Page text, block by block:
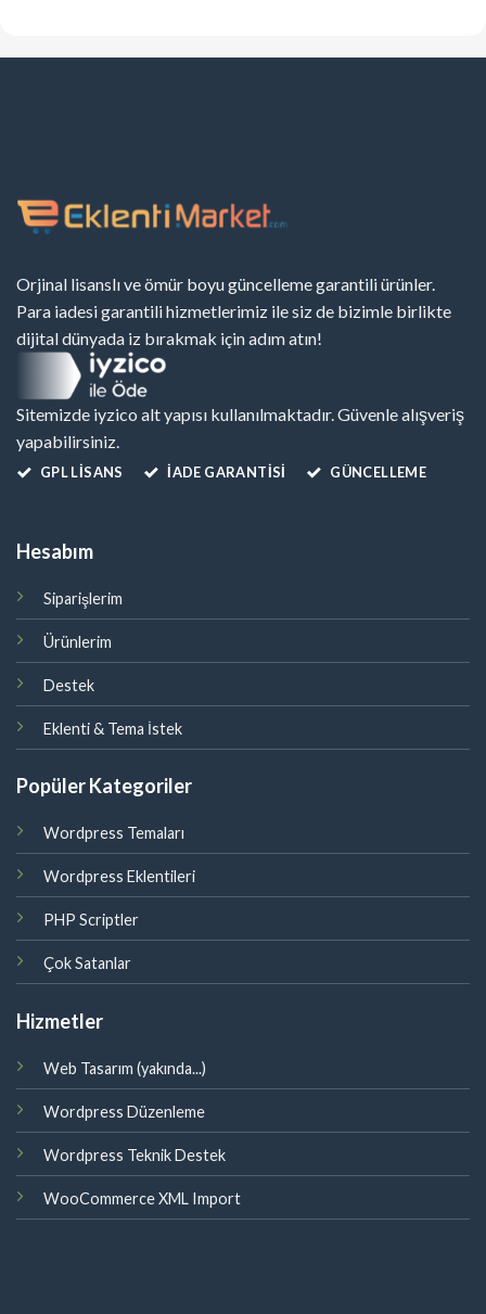
Orjinal lisanslı ve ömür boyu güncelleme garantili ürünler.
Para iadesi garantili hizmetlerimiz ile siz de bizimle birlikte
dijital dünyada iz bırakmak için adım atın!
Sitemizde iyzico alt yapısı kullanılmaktadır. Güvenle alışveriş
yapabilirsiniz.
GPL LISANS İADE GARANTİSİ GÜNCELLEME
Hesabım
Siparişlerim
Ürünlerim
Destek
Eklenti & Tema İstek
Popüler Kategoriler
Wordpress Temaları
Wordpress Eklentileri
PHP Scriptler
Çok Satanlar
Hizmetler
Web Tasarım (yakında...)
Wordpress Düzenleme
Wordpress Teknik Destek
WooCommerce XML Import